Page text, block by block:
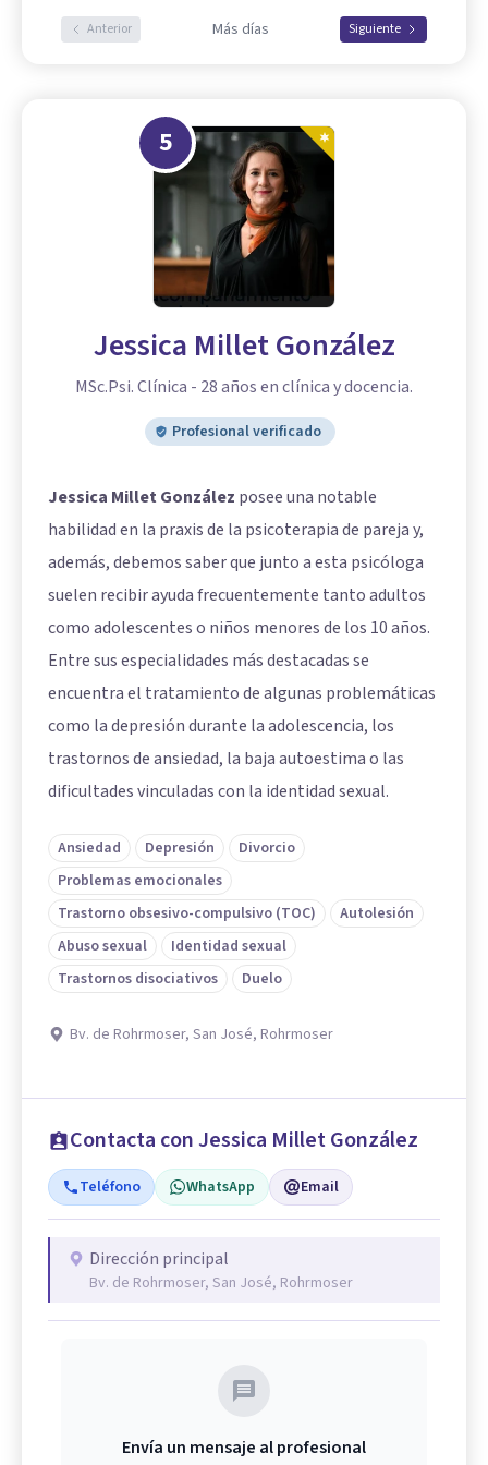
Anterior Más días Siguiente
5
Jessica Millet González
MSc.Psi. Clínica - 28 años en clínica y docencia.
Profesional verificado
Jessica Millet González posee una notable
habilidad en la praxis de la psicoterapia de pareja y,
además, debemos saber que junto a esta psicóloga
suelen recibir ayuda frecuentemente tanto adultos
como adolescentes o niños menores de los 10 años.
Entre sus especialidades más destacadas se
encuentra el tratamiento de algunas problemáticas
como la depresión durante la adolescencia, los
trastornos de ansiedad, la baja autoestima o las
dificultades vinculadas con la identidad sexual.
Ansiedad Depresión
Divorcio
Problemas emocionales
Trastorno obsesivo-compulsivo (TOC)
Autolesión
Abuso sexual
Identidad sexual
Trastornos disociativos
Duelo
Bv. de Rohrmoser, San José, Rohrmoser
Contacta con Jessica Millet González
Teléfono WhatsApp Email
Dirección principal
Bv. de Rohrmoser, San José, Rohrmoser
Envía un mensaje al profesional